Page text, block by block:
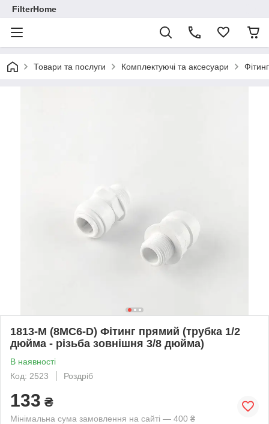
FilterHome
Товари та послуги Комплектуючі та аксесуари
1813-M (8MC6-D) Фітинг прямий (трубка 1/2
дюйма - різьба зовнішня 3/8 дюйма)
В наявності
Код: 2523
Роздріб
133 ₴
Мінімальна сума замовлення на сайті — 400 ₴